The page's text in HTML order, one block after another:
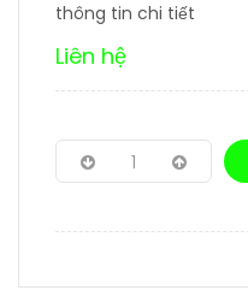
thông tin chi tiết
Liên hệ
1